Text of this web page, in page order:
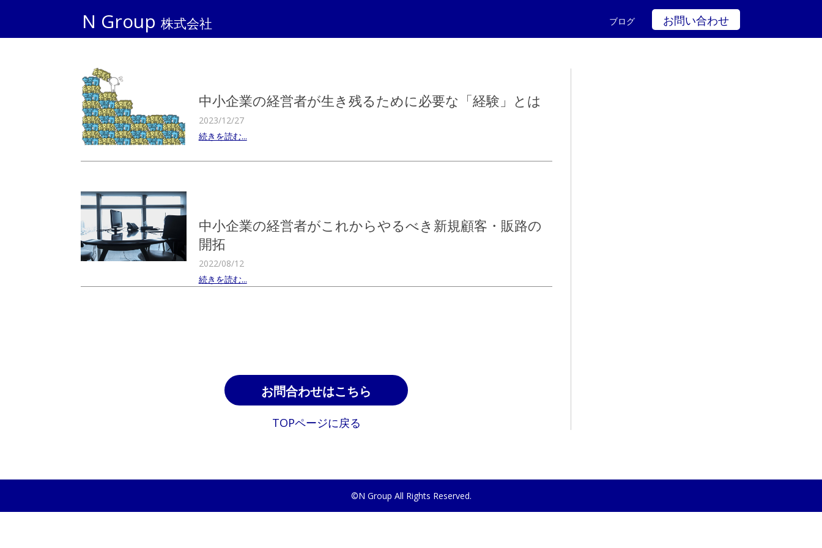
N Group株式会社 ブログ お問い合わせ
中小企業の経営者が生き残るために必要な「経験」とは
2023/12/27
続きを読む...
中小企業の経営者がこれからやるべき新規顧客・販路の
開拓
2022/08/12
続きを読む...
お問合わせはこちら
TOPページに戻る
©N Group All Rights Reserved.